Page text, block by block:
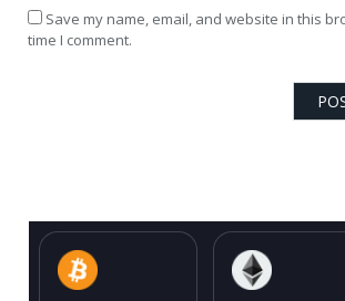
Save my name, email, and website in this
time I comment.